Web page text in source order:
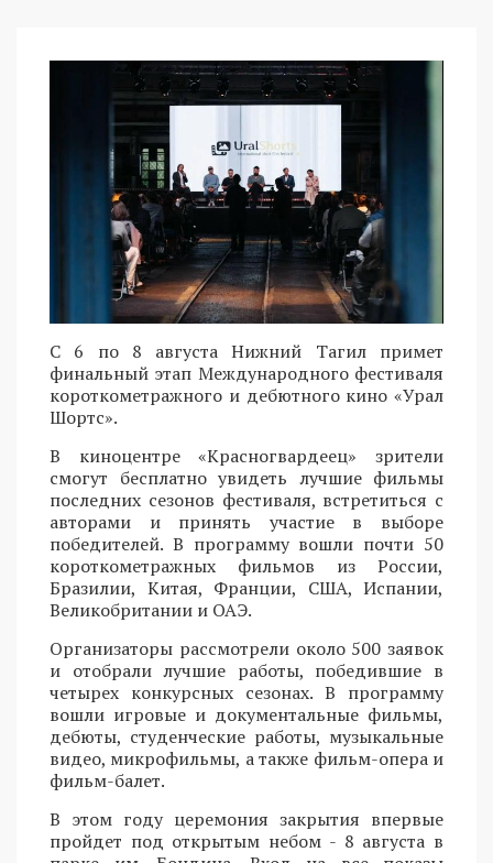
С 6 по 8 августа Нижний Тагил примет
финальный этап Международного фестиваля
короткометражного и дебютного кино «Урал
Шортс».
В киноцентре «Красногвардеец» зрители
смогут бесплатно увидеть лучшие фильмы
последних сезонов фестиваля, встретиться с
авторами и принять участие в выборе
победителей. В программу вошли почти 50
короткометражных фильмов из России,
Бразилии, Китая, Франции, США, Испании,
Великобритании и ОАЭ.
Организаторы рассмотрели около 500 заявок
и отобрали лучшие работы, победившие в
четырех конкурсных сезонах. В программу
вошли игровые и документальные фильмы,
дебюты, студенческие работы, музыкальные
видео, микрофильмы, а также фильм-опера и
фильм-балет.
В этом году церемония закрытия впервые
пройдет под открытым небом - 8 августа в